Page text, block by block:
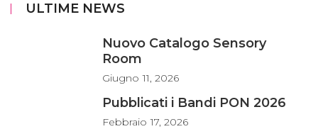
ULTIME NEWS
Nuovo Catalogo Sensory
Room
Giugno 11, 2026
Pubblicati i Bandi PON 2026
Febbraio 17, 2026